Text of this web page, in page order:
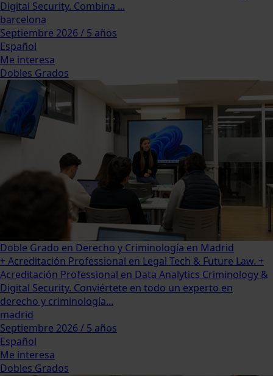
Digital Security. Combina ...
barcelona
Septiembre 2026 / 5 años
Español
Me interesa
Dobles Grados
Doble Grado en Derecho y Criminología en Madrid
+ Acreditación Professional en Legal Tech & Future Law. +
Acreditación Professional en Data Analytics Criminology &
Digital Security. Conviértete en todo un experto en
derecho y criminología...
madrid
Septiembre 2026 / 5 años
Español
Me interesa
Dobles Grados